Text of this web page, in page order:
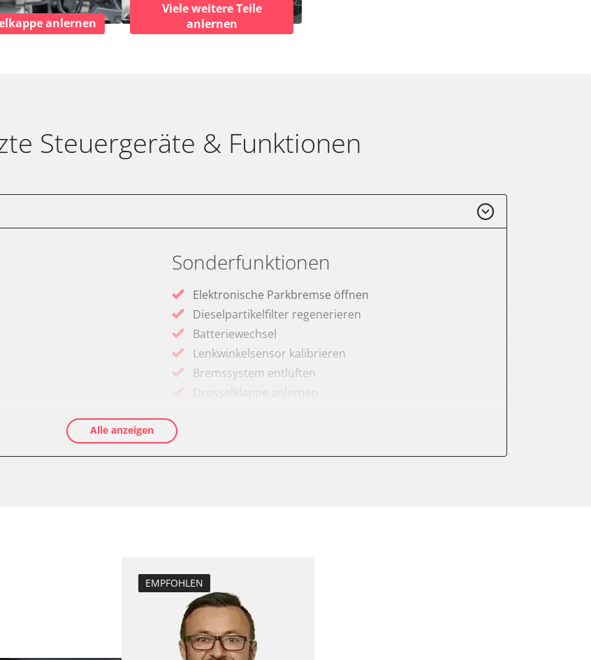
anlernen
Viele weitere Teile
anlernen
Steuergeräte & Funktionen
Sonderfunktionen
Elektronische Parkbremse öffnen
Dieselpartikelfilter regenerieren
Batteriewechsel
Lenkwinkelsensor kalibrieren
Bremssystem entlüften
Drosselklappe anlernen
Grundeinstellung
Hochdruckpumpe Initialisierung
Injektor Adaptionswerte zurücksetzen
Injektoren einstellen
Alle anzeigen
EMPFOHLEN